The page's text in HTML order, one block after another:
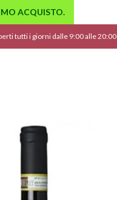
tutti i giorni dalle 9:00 alle 20:00
ACQUISTO.